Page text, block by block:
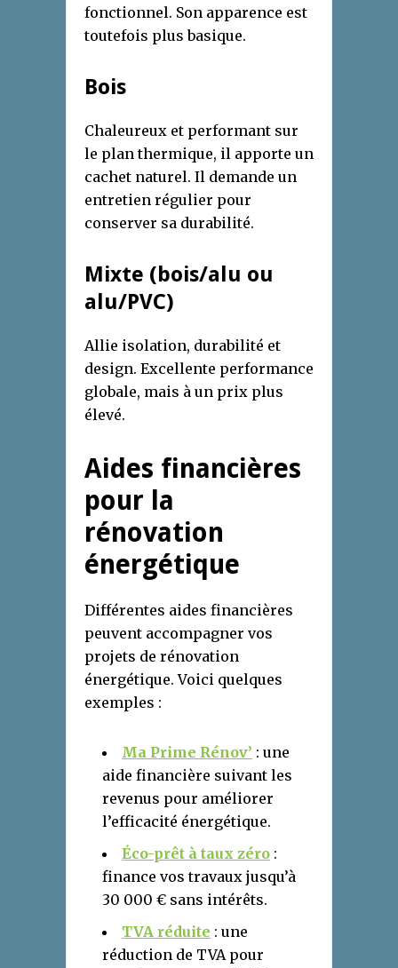
fonctionnel. Son apparence est
toutefois plus basique.
Bois
Chaleureux et performant sur
le plan thermique, il apporte un
cachet naturel. Il demande un
entretien régulier pour
conserver sa durabilité.
Mixte (bois/alu ou
alu/PVC)
Allie isolation, durabilité et
design. Excellente performance
globale, mais à un prix plus
élevé.
Aides financières
pour la
rénovation
énergétique
Différentes aides financières
peuvent accompagner vos
projets de rénovation
énergétique. Voici quelques
exemples :
Ma Prime Rénov’ : une
aide financière suivant les
revenus pour améliorer
l’efficacité énergétique.
Éco-prêt à taux zéro :
finance vos travaux jusqu’à
30 000 € sans intérêts.
TVA réduite : une
réduction de TVA pour